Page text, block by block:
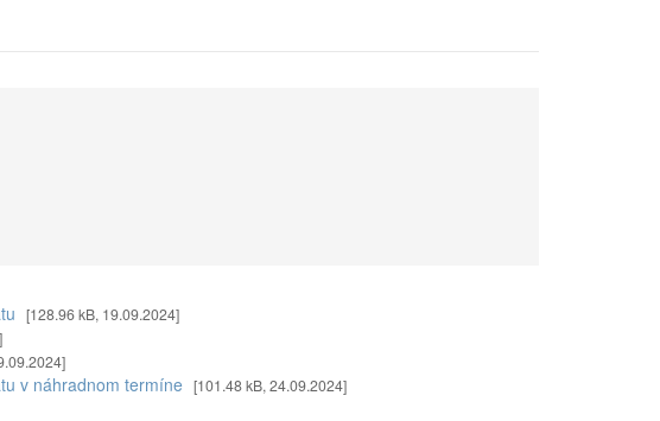
[128.96 kB, 19.09.2024]
v náhradnom termíne [101.48 kB, 24.09.2024]